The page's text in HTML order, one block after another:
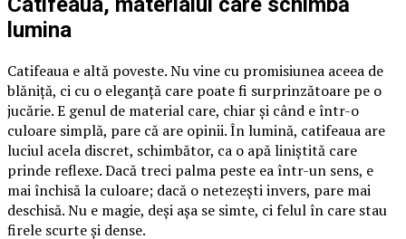
lumina
Catifeaua e altă poveste. Nu vine cu promisiunea aceea de
blăniță, ci cu o eleganță care poate fi surprinzătoare pe o
jucărie. E genul de material care, chiar și când e într-o
culoare simplă, pare că are opinii. În lumină, catifeaua are
luciul acela discret, schimbător, ca o apă liniștită care
prinde reflexe. Dacă treci palma peste ea într-un sens, e
mai închisă la culoare; dacă o netezești invers, pare mai
deschisă. Nu e magie, deși așa se simte, ci felul în care stau
firele scurte și dense.